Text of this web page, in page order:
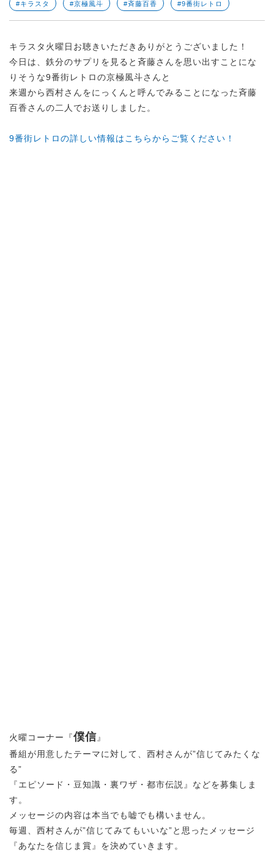
#キラスタ #京極風斗 #斉藤百香 #9番街レトロ
キラスタ火曜日お聴きいただきありがとうございました！
今日は、鉄分のサプリを見ると斉藤さんを思い出すことにな
りそうな9番街レトロの京極風斗さんと
来週から西村さんをにっくんと呼んでみることになった斉藤
百香さんの二人でお送りしました。
9番街レトロの詳しい情報はこちらからご覧ください！
火曜コーナー『僕信』
番組が用意したテーマに対して、西村さんが”信じてみたくな
る”
『エピソード・豆知識・裏ワザ・都市伝説』などを募集しま
す。
メッセージの内容は本当でも嘘でも構いません。
毎週、西村さんが”信じてみてもいいな”と思ったメッセージ
『あなたを信じま賞』を決めていきます。